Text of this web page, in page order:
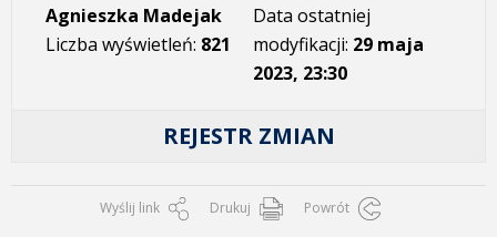
Agnieszka Madejak
Liczba wyświetleń: 821
Data ostatniej
modyfikacji: 29 maja
2023, 23:30
REJESTR ZMIAN
Wyślij link Drukuj Powrót